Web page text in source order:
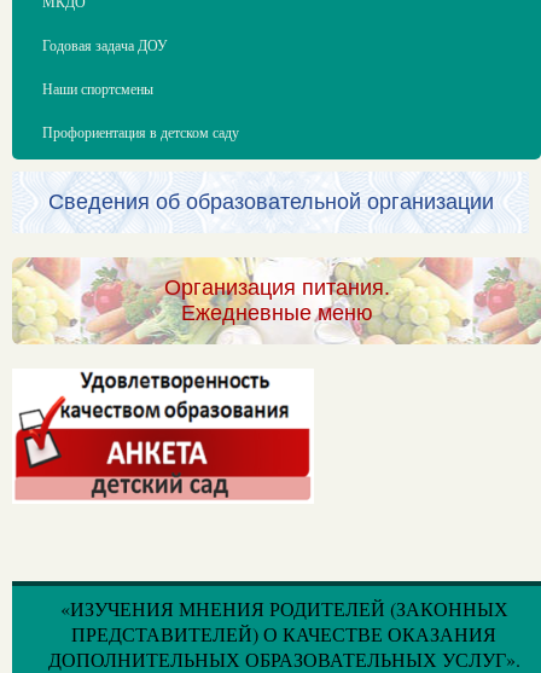
Годовая задача ДОУ
Наши спортсмены
Профориентация в детском саду
Сведения об образовательной организации
Организация питания.
Ежедневные меню
«ИЗУЧЕНИЯ МНЕНИЯ РОДИТЕЛЕЙ (ЗАКОННЫХ
ПРЕДСТАВИТЕЛЕЙ) О КАЧЕСТВЕ ОКАЗАНИЯ
ДОПОЛНИТЕЛЬНЫХ ОБРАЗОВАТЕЛЬНЫХ УСЛУГ».